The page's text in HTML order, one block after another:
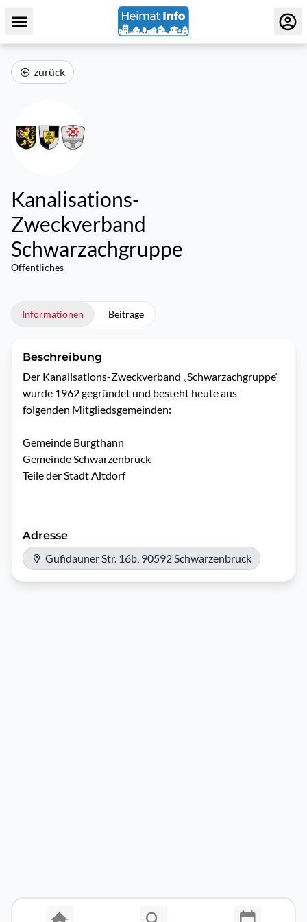
zurück
Kanalisations-
Zweckverband
Schwarzachgruppe
Öffentliches
Informationen Beiträge
Beschreibung
Der Kanalisations-Zweckverband „Schwarzachgruppe“
wurde 1962 gegründet und besteht heute aus
folgenden Mitgliedsgemeinden:
Gemeinde Burgthann
Gemeinde Schwarzenbruck
Teile der Stadt Altdorf
Adresse
Gufidauner Str. 16b, 90592 Schwarzenbruck